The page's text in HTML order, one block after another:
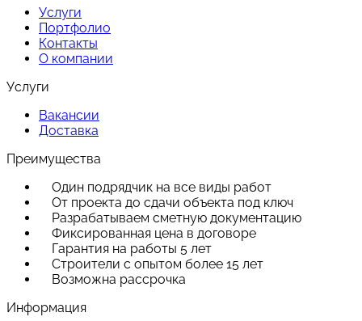
Услуги
Портфолио
Контакты
О компании
Услуги
Вакансии
Доставка
Преимущества
Один подрядчик на все виды работ
От проекта до сдачи объекта под ключ
Разрабатываем сметную документацию
Фиксированная цена в договоре
Гарантия на работы 5 лет
Строители с опытом более 15 лет
Возможна рассрочка
Информация